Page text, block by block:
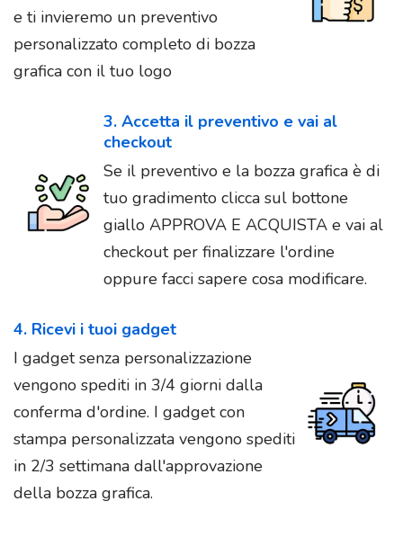
e ti invieremo un preventivo
personalizzato completo di bozza
grafica con il tuo logo
3. Accetta il preventivo e vai al
checkout
Se il preventivo e la bozza grafica è di
tuo gradimento clicca sul bottone
giallo APPROVA E ACQUISTA e vai al
checkout per finalizzare l'ordine
oppure facci sapere cosa modificare.
4. Ricevi i tuoi gadget
I gadget senza personalizzazione
vengono spediti in 3/4 giorni dalla
conferma d'ordine. I gadget con
stampa personalizzata vengono spediti
in 2/3 settimana dall'approvazione
della bozza grafica.